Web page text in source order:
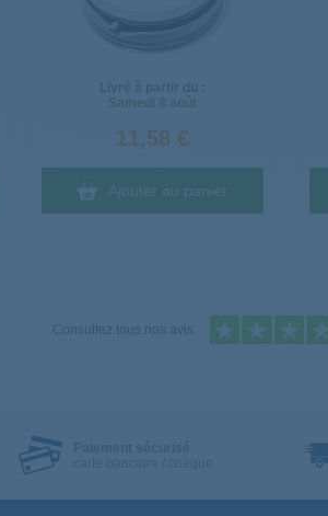
Samedi
8 août
11,58 €
Ajouter au panier
Consultez tous nos avis